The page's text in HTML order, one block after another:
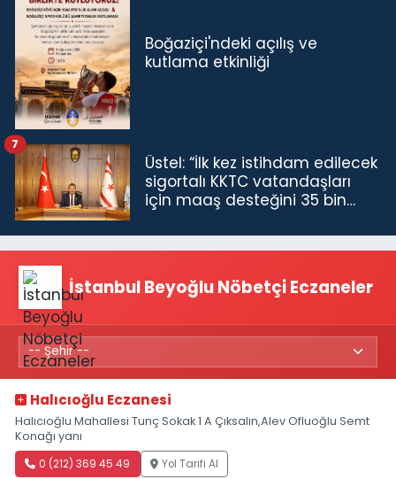
Boğaziçi'ndeki açılış ve
kutlama etkinliği
Üstel: “İlk kez istihdam edilecek
sigortalı KKTC vatandaşları
için maaş desteğini 35 bin
7
İstanbul Beyoğlu Nöbetçi Eczaneler
Halıcıoğlu Eczanesi
Halıcıoğlu Mahallesi Tunç Sokak 1 A Çıksalın,Alev Ofluoğlu Semt
Konağı yanı
0 (212) 369 45 49 Yol Tarifi Al